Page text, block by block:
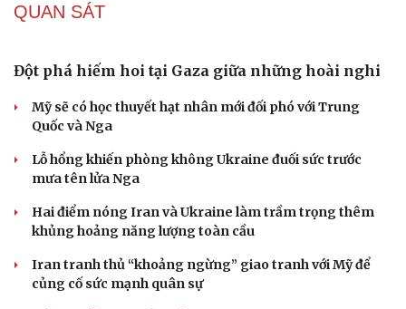
QUAN SÁT
Đột phá hiếm hoi tại Gaza giữa những hoài nghi
Mỹ sẽ có học thuyết hạt nhân mới đối phó với Trung
Quốc và Nga
Lỗ hổng khiến phòng không Ukraine đuối sức trước
mưa tên lửa Nga
Hai điểm nóng Iran và Ukraine làm trầm trọng thêm
khủng hoảng năng lượng toàn cầu
Iran tranh thủ “khoảng ngừng” giao tranh với Mỹ để
củng cố sức mạnh quân sự